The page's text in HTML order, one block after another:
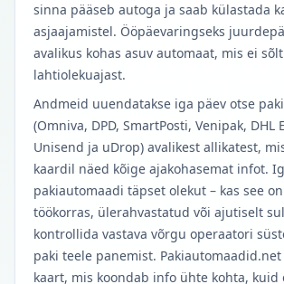
sinna pääseb autoga ja saab külastada
asjaajamistel. Ööpäevaringseks
avalikus kohas asuv automaat, mis ei
lahtiolekuajast.
Andmeid uuendatakse iga päev otse
(Omniva, DPD, SmartPosti, Venipak, DHL
Unisend ja uDrop) avalikest allikatest,
kaardil näed kõige ajakohasemat infot.
pakiautomaadi täpset olekut – kas see
töökorras, ülerahvastatud või ajutiselt
kontrollida vastava võrgu operaatori
paki teele panemist.
kaart, mis koondab info ühte kohta, kuid